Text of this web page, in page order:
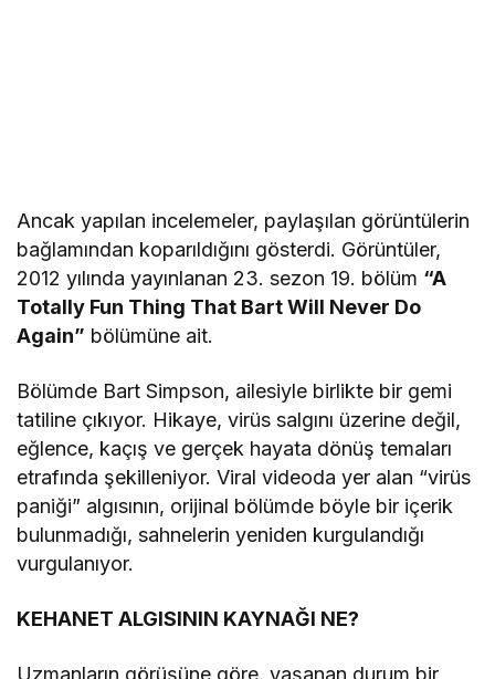
Ancak yapılan incelemeler, paylaşılan görüntülerin
bağlamından koparıldığını gösterdi. Görüntüler,
2012 yılında yayınlanan 23. sezon 19. bölüm “A
Totally Fun Thing That Bart Will Never Do
Again” bölümüne ait.
Bölümde Bart Simpson, ailesiyle birlikte bir gemi
tatiline çıkıyor. Hikaye, virüs salgını üzerine değil,
eğlence, kaçış ve gerçek hayata dönüş temaları
etrafında şekilleniyor. Viral videoda yer alan “virüs
paniği” algısının, orijinal bölümde böyle bir içerik
bulunmadığı, sahnelerin yeniden kurgulandığı
vurgulanıyor.
KEHANET ALGISININ KAYNAĞI NE?
Uzmanların görüşüne göre, yaşanan durum bir